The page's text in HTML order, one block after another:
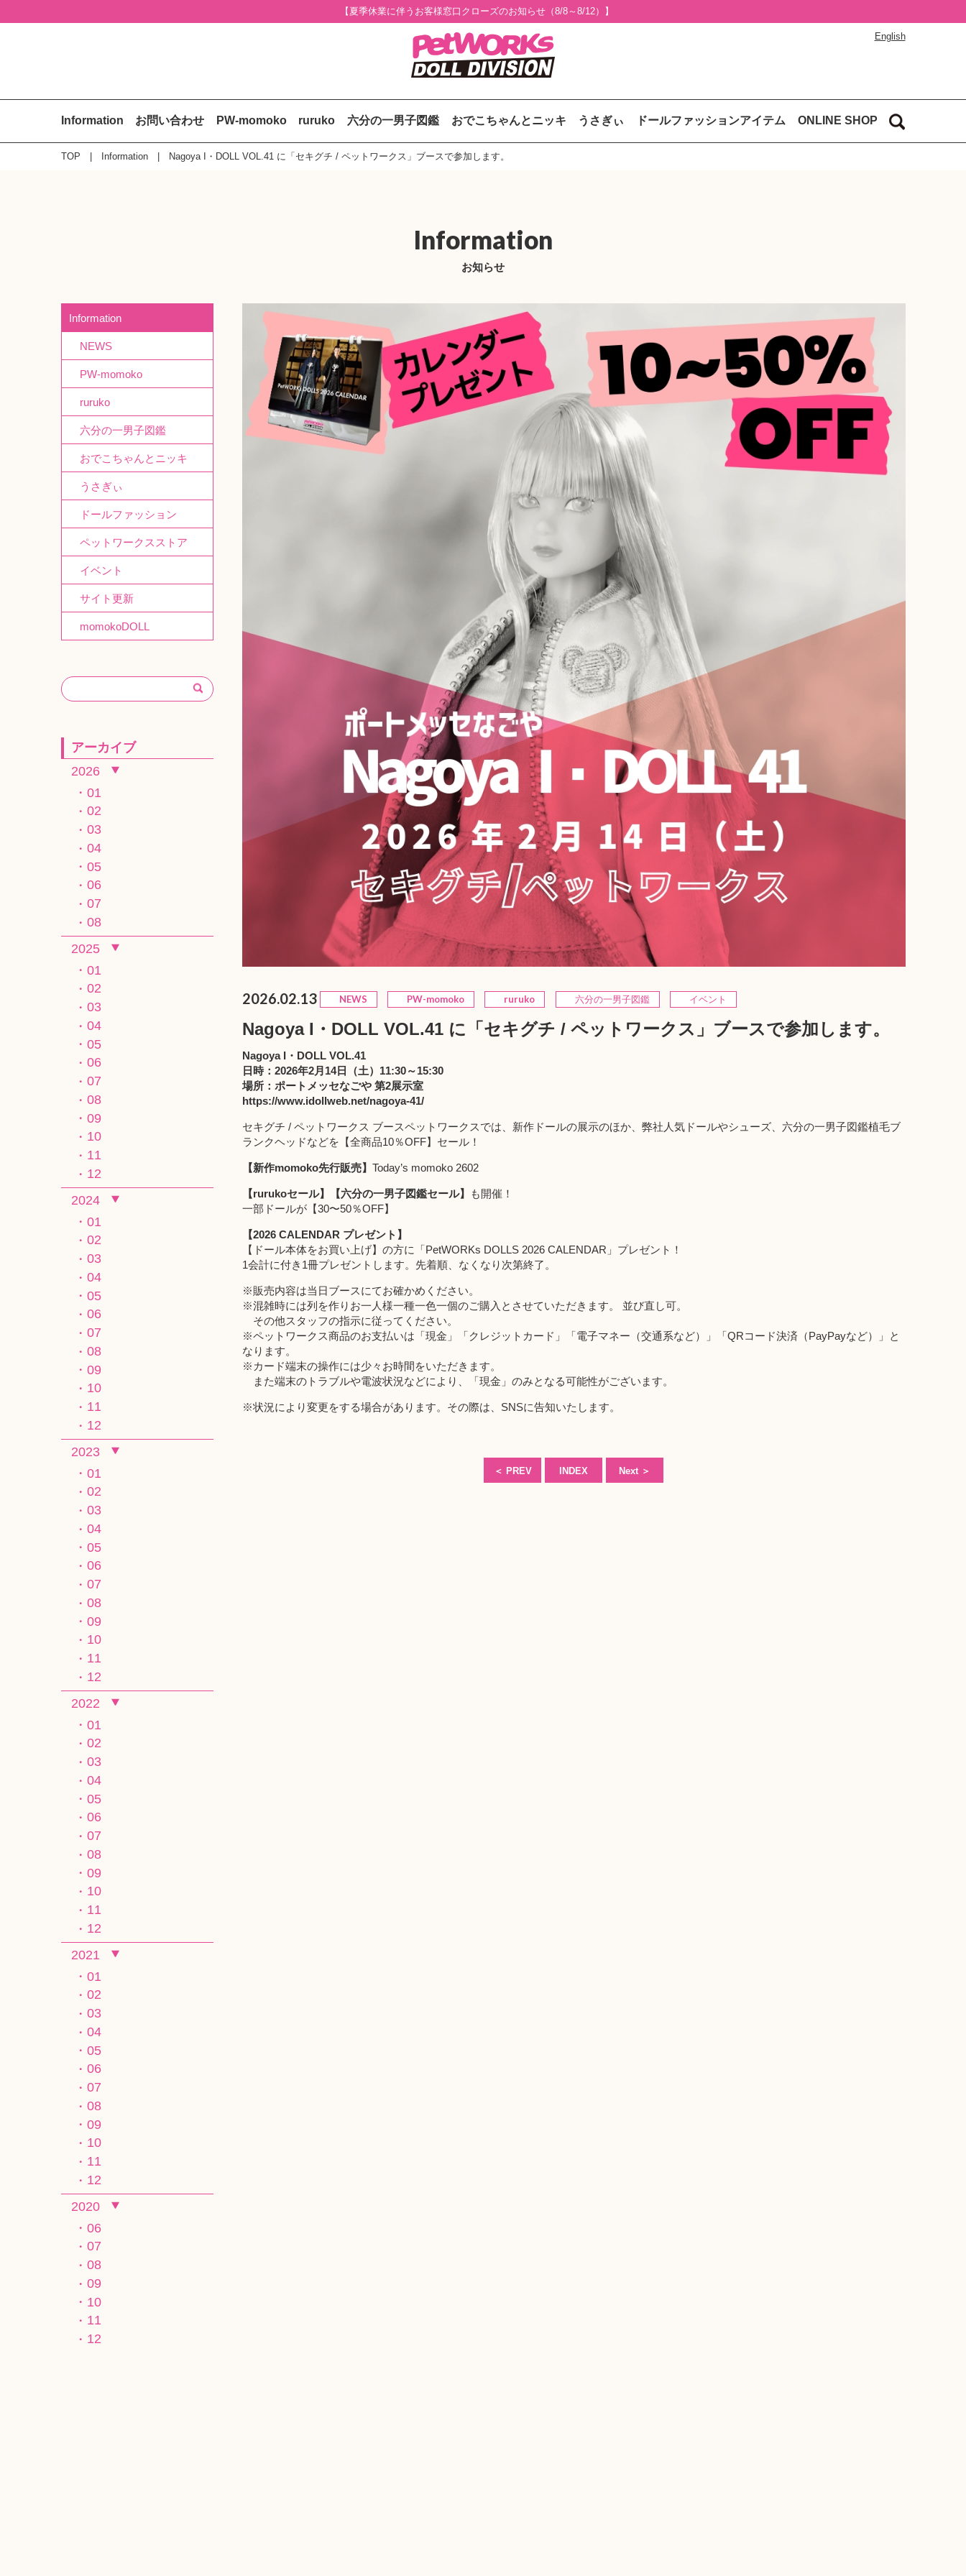
【夏季休業に伴うお客様窓口クローズのお知らせ（8/8～8/12）】
English
Information お問い合わせ PW-momoko ruruko 六分の一男子図鑑 おでこちゃんとニッキ うさぎぃ ドールファッションアイテム ONLINE SHOP
TOP Information Nagoya I・DOLL VOL.41 に「セキグチ / ペットワークス」ブースで参加します。
Information
お知らせ
2026.02.13 NEWS PW-momoko ruruko 六分の一男子図鑑 イベント
Nagoya I・DOLL VOL.41 に「セキグチ / ペットワークス」ブースで参加します。
Nagoya I・DOLL VOL.41
日時：2026年2月14日（土）11:30～15:30
場所：ポートメッセなごや 第2展示室
https://www.idollweb.net/nagoya-41/
セキグチ / ペットワークス ブースペットワークスでは、新作ドールの展示のほか、弊社人気ドールやシューズ、六分の一男子図鑑植毛ブ
ランクヘッドなどを【全商品10％OFF】セール！
【新作momoko先行販売】 Today’s momoko 2602
【rurukoセール】【六分の一男子図鑑セール】
も開催！
一部ドールが【30〜50％OFF】
【2026 CALENDAR プレゼント】
【ドール本体をお買い上げ】の方に「PetWORKs DOLLS 2026 CALENDAR 」プレゼント！
1会計に付き1冊プレゼントします。先着順、なくなり次第終了。
※販売内容は当日ブースにてお確かめください。
※混雑時には列を作りお一人様一種一色一個のご購入とさせていただきます。 並び直し可。
その他スタッフの指示に従ってください。
※ペットワークス商品のお支払いは「現金」「クレジットカード」「電子マネー（交通系など）」「QRコード決済（PayPayなど）」と
なります。
※カード端末の操作には少々お時間をいただきます。
また端末のトラブルや電波状況などにより、「現金」のみとなる可能性がございます。
※状況により変更をする場合があります。その際は、SNSに告知いたします。
＜ PREV INDEX Next ＞
Information
NEWS
PW-momoko
ruruko
六分の一男子図鑑
おでこちゃんとニッキ
うさぎぃ
ドールファッション
ペットワークスストア
イベント
サイト更新
momokoDOLL
アーカイブ
2026
01
02
03
04
05
06
07
08
2025
01
02
03
04
05
06
07
08
09
10
11
12
2024
01
02
03
04
05
06
07
08
09
10
11
12
2023
01
02
03
04
05
06
07
08
09
10
11
12
2022
01
02
03
04
05
06
07
08
09
10
11
12
2021
01
02
03
04
05
06
07
08
09
10
11
12
2020
06
07
08
09
10
11
12